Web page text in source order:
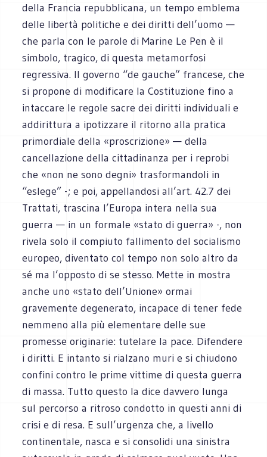
della Francia repubblicana, un tempo emblema
delle libertà politiche e dei diritti dell’uomo —
che parla con le parole di Marine Le Pen è il
simbolo, tragico, di questa metamorfosi
regressiva. Il governo “de gauche” francese, che
si propone di modificare la Costituzione fino a
intaccare le regole sacre dei diritti individuali e
addirittura a ipotizzare il ritorno alla pratica
primordiale della «proscrizione» — della
cancellazione della cittadinanza per i reprobi
che «non ne sono degni» trasformandoli in
“eslege” -; e poi, appellandosi all’art. 42.7 dei
Trattati, trascina l’Europa intera nella sua
guerra — in un formale «stato di guerra» -, non
rivela solo il compiuto fallimento del socialismo
europeo, diventato col tempo non solo altro da
sé ma l’opposto di se stesso. Mette in mostra
anche uno «stato dell’Unione» ormai
gravemente degenerato, incapace di tener fede
nemmeno alla più elementare delle sue
promesse originarie: tutelare la pace. Difendere
i diritti. E intanto si rialzano muri e si chiudono
confini contro le prime vittime di questa guerra
di massa. Tutto questo la dice davvero lunga
sul percorso a ritroso condotto in questi anni di
crisi e di resa. E sull’urgenza che, a livello
continentale, nasca e si consolidi una sinistra